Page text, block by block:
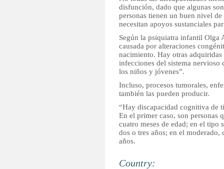
disfunción, dado que algunas
personas tienen un buen nivel
necesitan apoyos sustanciales
Según la psiquiatra infantil Olga
causada por alteraciones
nacimiento. Hay otras
infecciones del sistema nervioso
los niños y jóvenes”.
Incluso, procesos tumorales,
también las pueden producir.
“Hay discapacidad cognitiva de
En el primer caso, son personas
cuatro meses de edad; en el tipo
dos o tres años; en el
años.
Country: